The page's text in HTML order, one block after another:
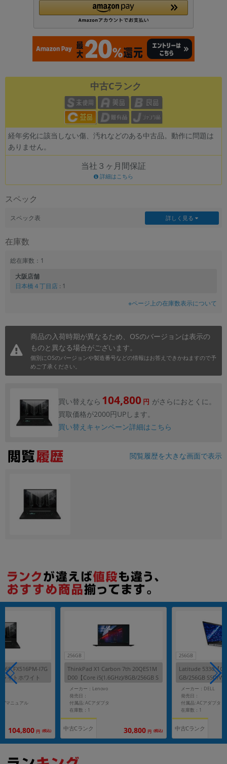
中古Cランク
経年劣化に該当しない傷、汚れなどのある中古品。動作に問題は
ありません。
当社３ヶ月間保証
詳細はこちら
スペック
スペック表 詳しく見る
在庫数
総在庫数：1
大阪店舗
日本橋４丁目店 : 1
※ページ上の在庫数表示について
商品の入荷時期が異なるため、OSのバージョンは表示の
ものと異なる場合がございます。
個別にOSのバージョンや製造番号などの情報はお答えできかねますので予
めご了承ください。
買い替えなら 104,800 円 がさらにおとくに。
買取価格が2000円UPします。
買い替えキャンペーン詳細はこちら
閲覧履歴を大きな画面で表示
FX516PM-I7G
イトホワイト
512GB SS
/マニュアル
104,800 円 (税込)
256GB
ThinkPad X1 Carbon 7th 20QES1M
D00【Core i5(1.6GHz)/8GB/256GB S
SD/Win11Pro】
メーカー：Lenovo
発売日：
付属品: ACアダプタ
在庫数：1
中古Cランク 30,800 円 (税込)
256GB
Latitude 5330【
GB/256GB SSD/
メーカー：DELL
発売日：
付属品: ACアダプタ
在庫数：1
中古Cランク